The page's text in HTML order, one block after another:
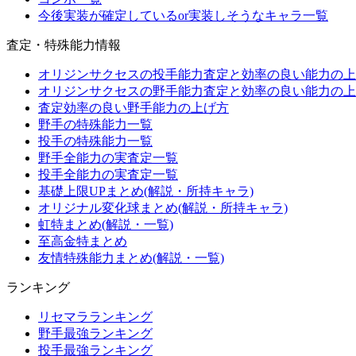
今後実装が確定しているor実装しそうなキャラ一覧
査定・特殊能力情報
オリジンサクセスの投手能力査定と効率の良い能力の
オリジンサクセスの野手能力査定と効率の良い能力の
査定効率の良い野手能力の上げ方
野手の特殊能力一覧
投手の特殊能力一覧
野手全能力の実査定一覧
投手全能力の実査定一覧
基礎上限UPまとめ(解説・所持キャラ)
オリジナル変化球まとめ(解説・所持キャラ)
虹特まとめ(解説・一覧)
至高金特まとめ
友情特殊能力まとめ(解説・一覧)
ランキング
リセマラランキング
野手最強ランキング
投手最強ランキング